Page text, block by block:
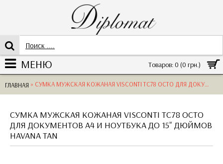
Товаров: 0 (0 грн.)
МЕНЮ
ГЛАВНАЯ » СУМКА МУЖСКАЯ КОЖАНАЯ VISCONTI TC78 OCTO ДЛЯ ДОКУМЕНТОВ А4 И НОУТБУКА ДО 15" ДЮЙМОВ HAVANA TAN
СУМКА МУЖСКАЯ КОЖАНАЯ VISCONTI TC78 OCTO
ДЛЯ ДОКУМЕНТОВ А4 И НОУТБУКА ДО 15" ДЮЙМОВ
HAVANA TAN